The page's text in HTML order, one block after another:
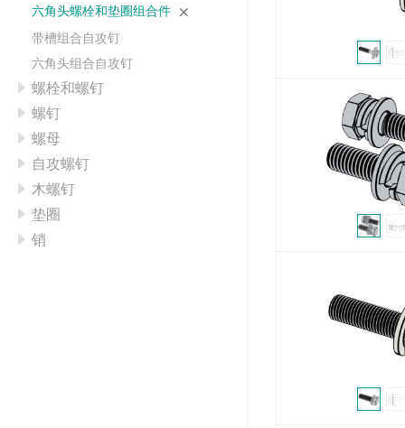
六角头螺栓和垫圈组合件
带槽组合自攻钉
六角头组合自攻钉
螺栓和螺钉
螺钉
螺母
自攻螺钉
木螺钉
垫圈
销